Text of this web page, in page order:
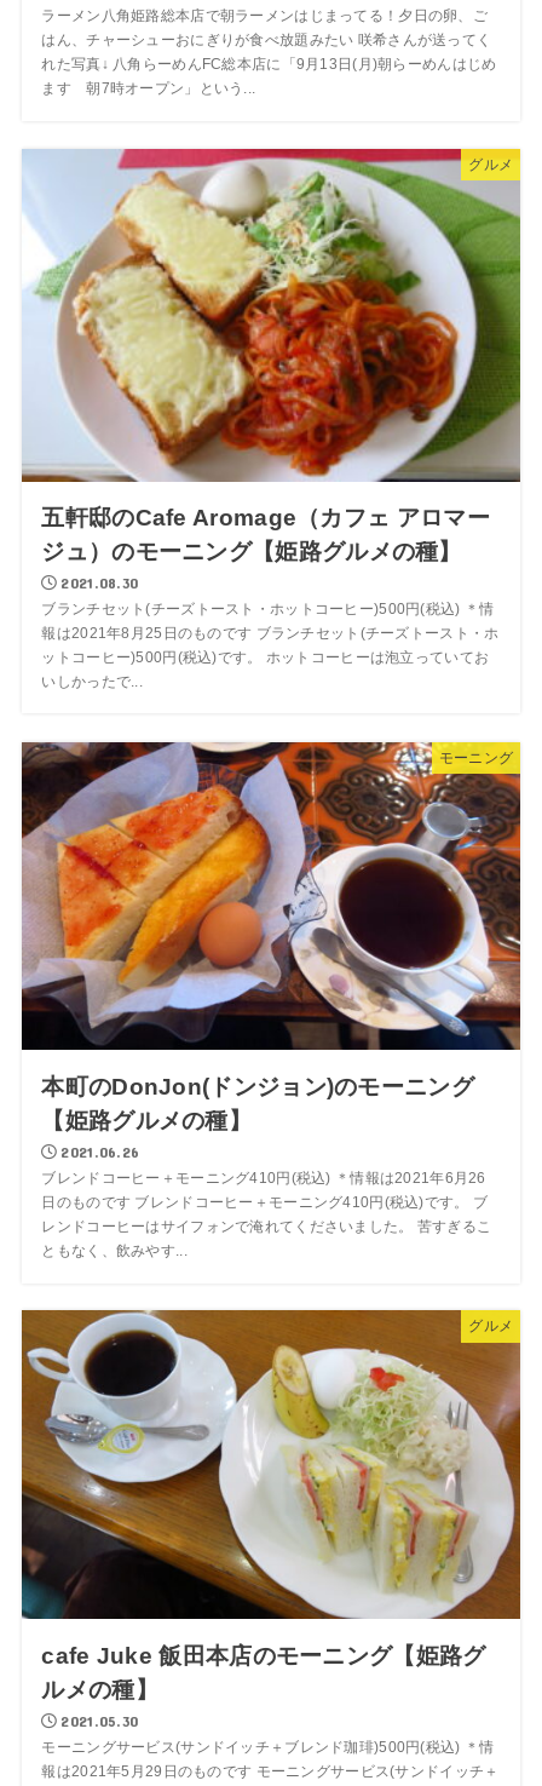
ラーメン八角姫路総本店で朝ラーメンはじまってる！夕日の卵、ご
はん、チャーシューおにぎりが食べ放題みたい 咲希さんが送ってく
れた写真↓ 八角らーめんFC総本店に「9月13日(月)朝らーめんはじめ
ます 朝7時オープン」という...
グルメ
五軒邸のCafe Aromage（カフェ アロマー
ジュ）のモーニング【姫路グルメの種】
2021.08.30
ブランチセット(チーズトースト・ホットコーヒー)500円(税込) ＊情
報は2021年8月25日のものです ブランチセット(チーズトースト・ホ
ットコーヒー)500円(税込)です。 ホットコーヒーは泡立っていてお
いしかったで...
モーニング
本町のDonJon(ドンジョン)のモーニング
【姫路グルメの種】
2021.06.26
ブレンドコーヒー＋モーニング410円(税込) ＊情報は2021年6月26
日のものです ブレンドコーヒー＋モーニング410円(税込)です。 ブ
レンドコーヒーはサイフォンで淹れてくださいました。 苦すぎるこ
ともなく、飲みやす...
グルメ
cafe Juke 飯田本店のモーニング【姫路グ
ルメの種】
2021.05.30
モーニングサービス(サンドイッチ＋ブレンド珈琲)500円(税込) ＊情
報は2021年5月29日のものです モーニングサービス(サンドイッチ＋